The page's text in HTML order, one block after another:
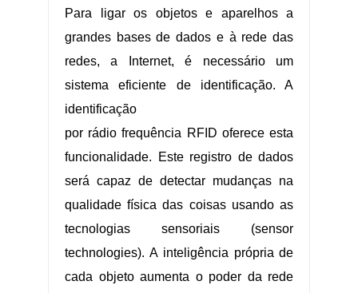
Para ligar os objetos e aparelhos a
grandes bases de dados e à rede das
redes, a Internet, é necessário um
sistema eficiente de identificação. A
identificação
por rádio frequência RFID oferece esta
funcionalidade. Este registro de dados
será capaz de detectar mudanças na
qualidade física das coisas usando as
tecnologias sensoriais (sensor
technologies). A inteligência própria de
cada objeto aumenta o poder da rede